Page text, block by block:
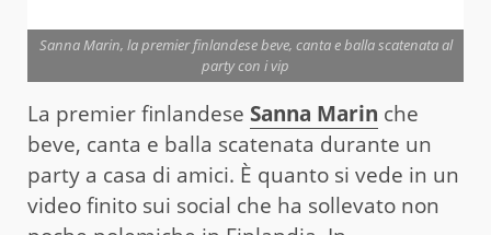
Sanna Marin, la premier finlandese beve, canta e balla scatenata al
party con i vip
La premier finlandese Sanna Marin che
beve, canta e balla scatenata durante un
party a casa di amici. È quanto si vede in un
video finito sui social che ha sollevato non